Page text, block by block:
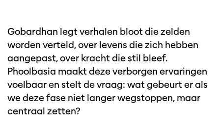
Gobardhan legt verhalen bloot die zelden
worden verteld, over levens die zich hebben
aangepast, over kracht die stil bleef.
Phoolbasia maakt deze verborgen ervaringen
voelbaar en stelt de vraag: wat gebeurt er als
we deze fase niet langer wegstoppen, maar
centraal zetten?